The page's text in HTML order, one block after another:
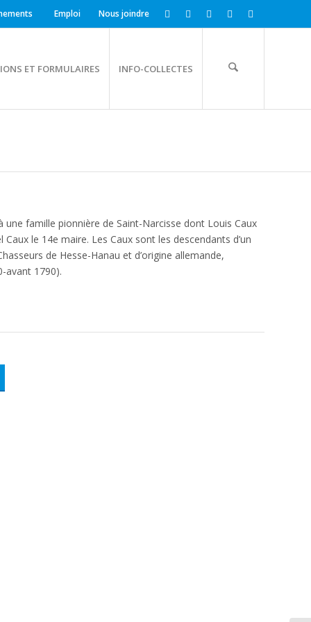
Emploi Nous joindre
ET FORMULAIRES INFO-COLLECTES
une famille pionnière de Saint-Narcisse dont Louis Caux
le 14e maire. Les Caux sont les descendants d’un
de Hesse-Hanau et d’origine allemande,
avant 1790).